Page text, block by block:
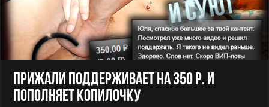
Прижали Поддерживает На 350 Р. И
Пополняет Копилочку